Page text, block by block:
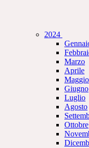
2024
Marzo
Aprile
Maggio
Giugno
Luglio
Agosto
Ottobre